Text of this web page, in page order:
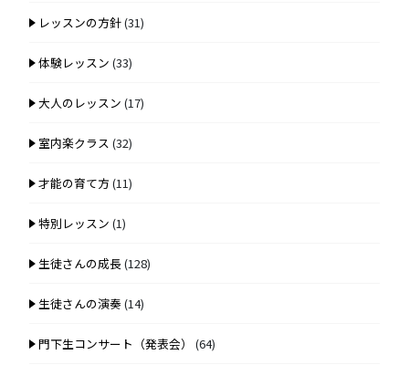
レッスンの方針(31)
体験レッスン (33)
大人のレッスン (17)
室内楽クラス (32)
才能の育て方 (11)
特別レッスン (1)
生徒さんの成長(128)
生徒さんの演奏(14)
門下生コンサート（発表会） (64)